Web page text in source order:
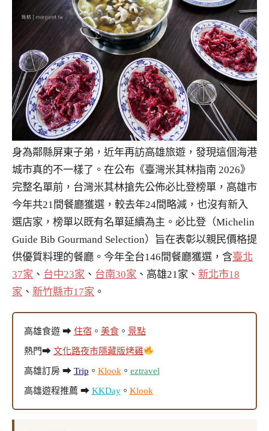
身為鄰縣屏東子弟，近年再訪高雄旅遊，發現這個海港
城市真的不一樣了。在公布《臺灣米其林指南 2026》
完整名單前，台灣米其林搶先公佈必比登榜單，高雄市
今年共21間餐廳獲選，較去年24間略減，也沒有新入
選店家，榜單以既有名單延續為主。必比登（Michelin
Guide Bib Gourmand Selection）旨在表彰以親民價格提
供優質料理的餐廳。今年全台146間餐廳獲選，含臺北
37家 、 台中23家 、 台南30家 、高雄21家、 新北市18
家 、 新竹縣市17家 。
高雄食遊 ➡ 住宿 。 美食。 景點
熱門➡ 文化路夜市隱藏版烤雞
高雄訂房 ➡ Trip 。 Klook 。 eztravel
高雄遊程推薦 ➡ KKDay。 Klook